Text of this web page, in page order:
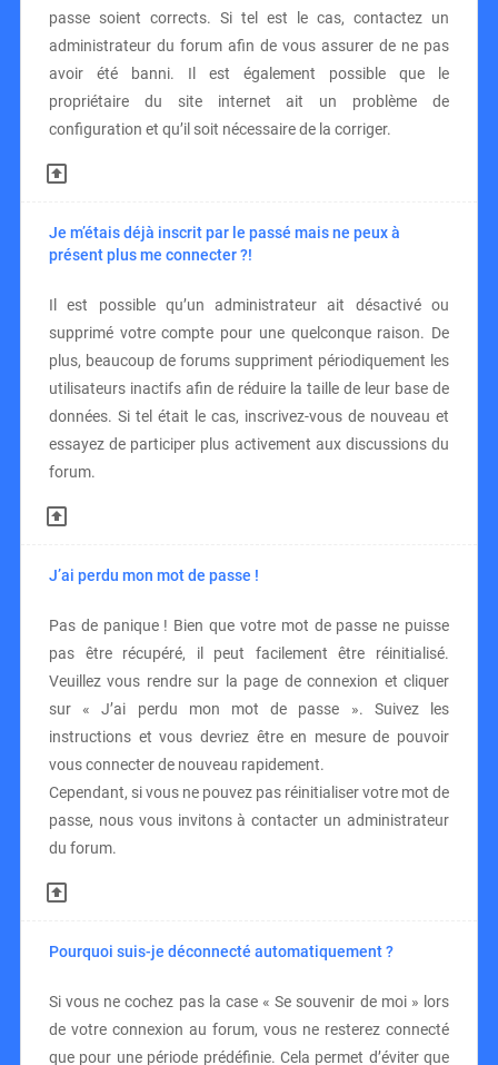
passe soient corrects. Si tel est le cas, contactez un
administrateur du forum afin de vous assurer de ne pas
avoir été banni. Il est également possible que le
propriétaire du site internet ait un problème de
configuration et qu’il soit nécessaire de la corriger.
Je m’étais déjà inscrit par le passé mais ne peux à
présent plus me connecter ?!
Il est possible qu’un administrateur ait désactivé ou
supprimé votre compte pour une quelconque raison. De
plus, beaucoup de forums suppriment périodiquement les
utilisateurs inactifs afin de réduire la taille de leur base de
données. Si tel était le cas, inscrivez-vous de nouveau et
essayez de participer plus activement aux discussions du
forum.
J’ai perdu mon mot de passe !
Pas de panique ! Bien que votre mot de passe ne puisse
pas être récupéré, il peut facilement être réinitialisé.
Veuillez vous rendre sur la page de connexion et cliquer
sur « J’ai perdu mon mot de passe ». Suivez les
instructions et vous devriez être en mesure de pouvoir
vous connecter de nouveau rapidement.
Cependant, si vous ne pouvez pas réinitialiser votre mot de
passe, nous vous invitons à contacter un administrateur
du forum.
Pourquoi suis-je déconnecté automatiquement ?
Si vous ne cochez pas la case « Se souvenir de moi » lors
de votre connexion au forum, vous ne resterez connecté
que pour une période prédéfinie. Cela permet d’éviter que